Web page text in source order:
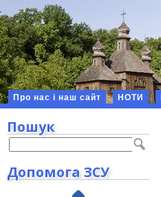
Про нас і наш сайт НОТИ
Пошук
Допомога ЗСУ